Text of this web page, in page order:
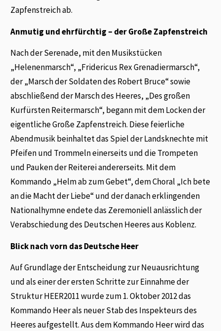
Zapfenstreich ab.
Anmutig und ehrfürchtig – der Große Zapfenstreich
Nach der Serenade, mit den Musikstücken
„Helenenmarsch“, „Fridericus Rex Grenadiermarsch“,
der „Marsch der Soldaten des Robert Bruce“ sowie
abschließend der Marsch des Heeres, „Des großen
Kurfürsten Reitermarsch“, begann mit dem Locken der
eigentliche Große Zapfenstreich. Diese feierliche
Abendmusik beinhaltet das Spiel der Landsknechte mit
Pfeifen und Trommeln einerseits und die Trompeten
und Pauken der Reiterei andererseits. Mit dem
Kommando „Helm ab zum Gebet“, dem Choral „Ich bete
an die Macht der Liebe“ und der danach erklingenden
Nationalhymne endete das Zeremoniell anlässlich der
Verabschiedung des Deutschen Heeres aus Koblenz.
Blick nach vorn das Deutsche Heer
Auf Grundlage der Entscheidung zur Neuausrichtung
und als einer der ersten Schritte zur Einnahme der
Struktur HEER2011 wurde zum 1. Oktober 2012 das
Kommando Heer als neuer Stab des Inspekteurs des
Heeres aufgestellt. Aus dem Kommando Heer wird das